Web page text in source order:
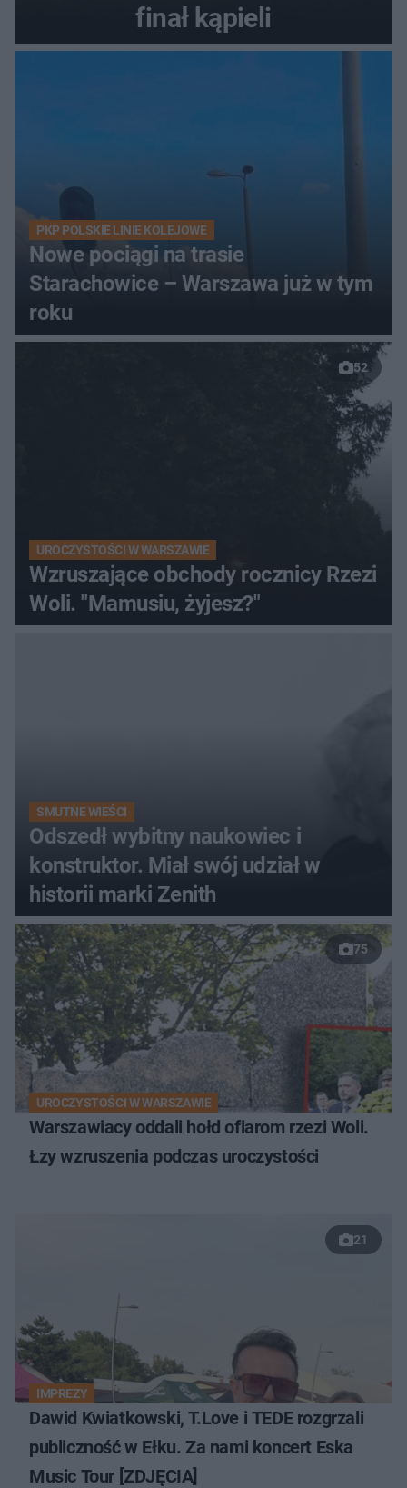
finał kąpieli
PKP POLSKIE LINIE KOLEJOWE
Nowe pociągi na trasie
Starachowice – Warszawa już w tym
roku
52
UROCZYSTOŚCI W WARSZAWIE
Wzruszające obchody rocznicy Rzezi
Woli. "Mamusiu, żyjesz?"
SMUTNE WIEŚCI
Odszedł wybitny naukowiec i
konstruktor. Miał swój udział w
historii marki Zenith
75
UROCZYSTOŚCI W WARSZAWIE
Warszawiacy oddali hołd ofiarom rzezi Woli.
Łzy wzruszenia podczas uroczystości
21
IMPREZY
Dawid Kwiatkowski, T.Love i TEDE rozgrzali
publiczność w Ełku. Za nami koncert Eska
Music Tour [ZDJĘCIA]